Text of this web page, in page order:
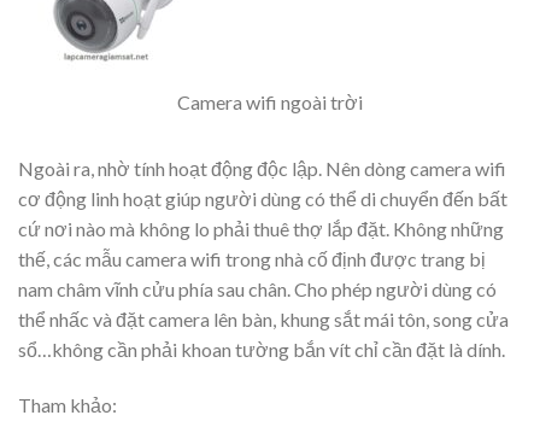
Camera wifi ngoài trời
Ngoài ra, nhờ tính hoạt động độc lập. Nên dòng camera wifi
cơ động linh hoạt giúp người dùng có thể di chuyển đến bất
cứ nơi nào mà không lo phải thuê thợ lắp đặt. Không những
thế, các mẫu camera wifi trong nhà cố định được trang bị
nam châm vĩnh cửu phía sau chân. Cho phép người dùng có
thể nhấc và đặt camera lên bàn, khung sắt mái tôn, song cửa
sổ…không cần phải khoan tường bắn vít chỉ cần đặt là dính.
Tham khảo: